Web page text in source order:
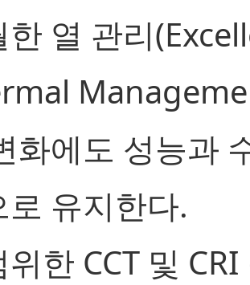
한 열 관리
화에도 성능과
로 유지한다.
위한 CCT 및